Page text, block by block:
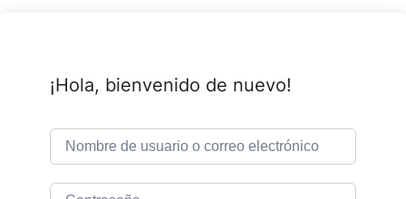
¡Hola, bienvenido de nuevo!